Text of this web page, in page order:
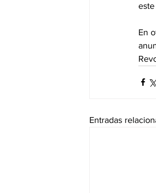
En
Entradas